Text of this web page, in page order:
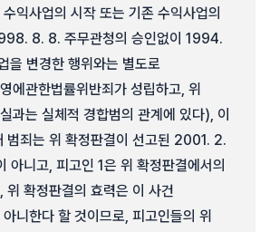
익사업의 시작 또는 기존 수익사업의
8. 8. 주무관청의 승인없이 1994.
을 변경한 행위와는 별도로
에관한법률위반죄가 성립하고, 위
과는 실체적 경합범의 관계에 있다), 이
범죄는 위 확정판결이 선고된 2001. 2.
아니고, 피고인 1은 위 확정판결에서의
위 확정판결의 효력은 이 사건
니한다 할 것이므로, 피고인들의 위